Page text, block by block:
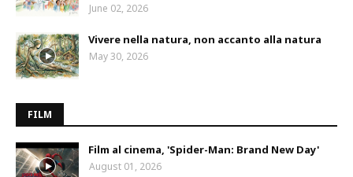
June 02, 2026
Vivere nella natura, non accanto alla natura
May 30, 2026
FILM
Film al cinema, 'Spider-Man: Brand New Day'
August 01, 2026